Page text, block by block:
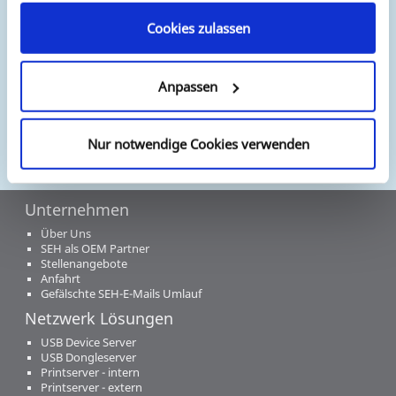
Cookies zulassen
Anpassen
Nur notwendige Cookies verwenden
internationalen Händler besuchen Sie unsere
Unternehmen
Über Uns
SEH als OEM Partner
Stellenangebote
Anfahrt
Gefälschte SEH-E-Mails Umlauf
Netzwerk Lösungen
USB Device Server
USB Dongleserver
Printserver - intern
Printserver - extern